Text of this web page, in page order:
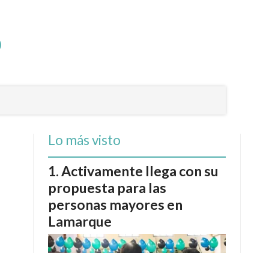
Lo más visto
Activamente llega con su
propuesta para las
personas mayores en
Lamarque